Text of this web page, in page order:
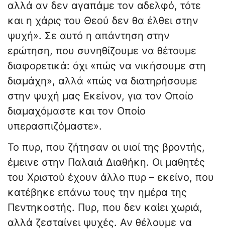
αλλά αν δεν αγαπάμε τον αδελφό, τότε
και η χάρις του Θεού δεν θα έλθει στην
ψυχή». Σε αυτό η απάντηση στην
ερώτηση, που συνηθίζουμε να θέτουμε
διαφορετικά: όχι «πώς να νικήσουμε στη
διαμάχη», αλλά «πώς να διατηρήσουμε
στην ψυχή μας Εκείνον, για τον Οποίο
διαμαχόμαστε και τον Οποίο
υπερασπιζόμαστε».
Το πυρ, που ζήτησαν οι υιοί της βροντής,
έμεινε στην Παλαιά Διαθήκη. Οι μαθητές
του Χριστού έχουν άλλο πυρ – εκείνο, που
κατέβηκε επάνω τους την ημέρα της
Πεντηκοστής. Πυρ, που δεν καίει χωριά,
αλλά ζεσταίνει ψυχές. Αν θέλουμε να